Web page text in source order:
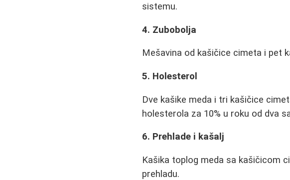
sistemu.
4. Zubobolja
Mešavina od kašičice cimeta i pet
5. Holesterol
Dve kašike meda i tri kašičice
holesterola za 10% u roku od dva
6. Prehlade i kašalj
Kašika toplog meda sa kašičicom
prehladu.